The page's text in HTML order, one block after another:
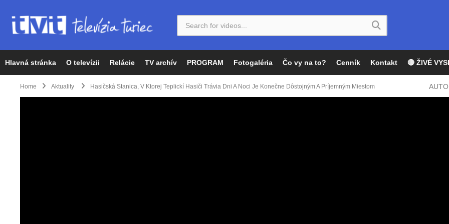
Hlavná stránka O televízii Relácie TV archív PROGRAM Fotogaléria Čo vy na to? Cenník Kontakt 🔴 ŽIVÉ
Home Aktuality Hasičská Stanica, V Ktorej Teplickí Hasiči Trávia Dni A Noci Je Konečne Dôstojným A Príjemným Miestom